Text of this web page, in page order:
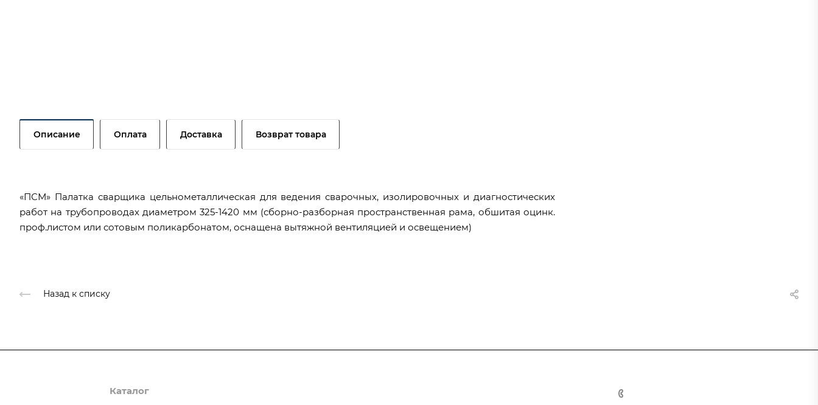
Описание Оплата Доставка Возврат товара
«ПСМ» Палатка сварщика цельнометаллическая для ведения сварочных, изолировочных и диагностических
работ на трубопроводах диаметром 325-1420 мм (сборно-разборная пространственная рама, обшитая оцинк.
проф.листом или сотовым поликарбонатом, оснащена вытяжной вентиляцией и освещением)
Назад к списку
Каталог